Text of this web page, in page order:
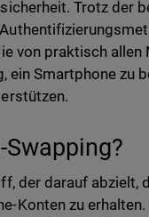
Trotz der
von praktisch
ein Smartphone zu
der darauf abzielt,
Konten zu